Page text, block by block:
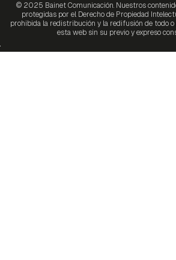
© 2025 Bainet Comunicación. Nuestros
protegidas por el Derecho de Propiedad
prohibida la redistribución y la redifusión de todo o
esta web sin su previo y expreso